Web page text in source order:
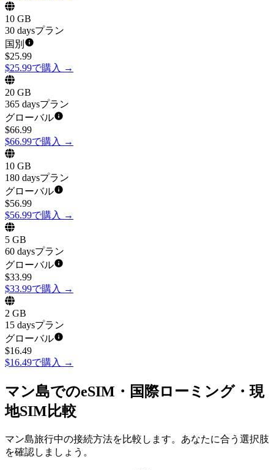
10 GB
30 daysプラン
国別
$25.99
$25.99で購入 →
20 GB
365 daysプラン
グローバル
$66.99
$66.99で購入 →
10 GB
180 daysプラン
グローバル
$56.99
$56.99で購入 →
5 GB
60 daysプラン
グローバル
$33.99
$33.99で購入 →
2 GB
15 daysプラン
グローバル
$16.49
$16.49で購入 →
マン島でのeSIM・国際ローミング・現
地SIM比較
マン島旅行中の接続方法を比較します。あなたに合う選択肢
を確認しましょう。